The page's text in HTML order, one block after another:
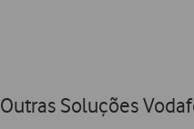
Outras Soluções